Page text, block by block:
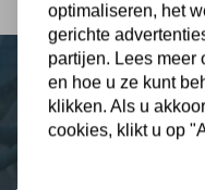
Plus Isolatie
Uw isolatie
optimaliseren, het
gerichte
partijen. Lees meer
en hoe u ze kunt
klikken. Als u
cookies, klikt u op